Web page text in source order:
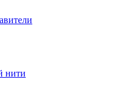
нити